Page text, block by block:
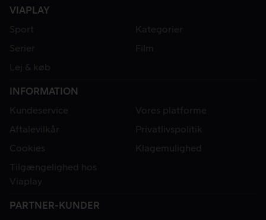
VIAPLAY
Sport
Kategorier
Serier
Film
Lej & køb
INFORMATION
Kundeservice
Vores platforme
Aftalevilkår
Privatlivspolitik
Cookies
Klagemulighed
Tilgængelighed hos
Viaplay
PARTNER-KUNDER